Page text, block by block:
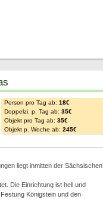
Person pro Tag ab: 18€
Doppelzi. p. Tag ab: 35€
Objekt pro Tag ab: 35€
Objekt p. Woche ab: 245€
liegt inmitten der Sächsischen
Die Einrichtung ist hell und
Königstein und den